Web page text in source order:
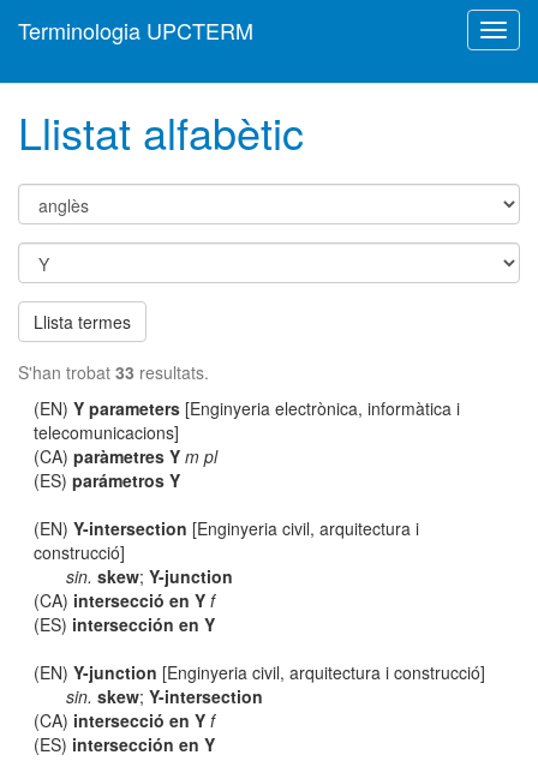
Terminologia UPCTERM
Llistat alfabètic
Llista termes
S'han trobat 33 resultats.
(EN)Y parameters [Enginyeria electrònica, informàtica i
telecomunicacions]
(CA)paràmetres Y m pl
(ES)parámetros Y
(EN)Y-intersection [Enginyeria civil, arquitectura i
construcció]
sin. skew; Y-junction
(CA) intersecció en Y f
(ES) intersección en Y
(EN)Y-junction [Enginyeria civil, arquitectura i construcció]
sin. skew; Y-intersection
(CA) intersecció en Y f
(ES) intersección en Y